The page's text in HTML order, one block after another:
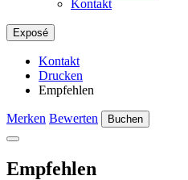
Kontakt
Exposé
Kontakt
Drucken
Empfehlen
Merken Bewerten Buchen
Empfehlen